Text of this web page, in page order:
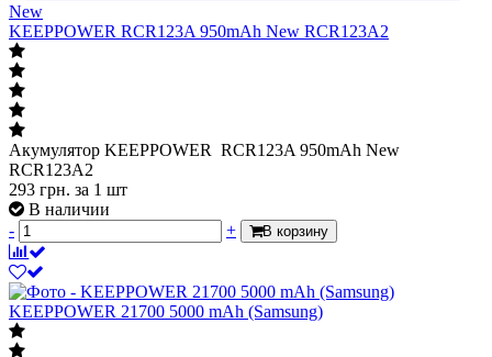
New
KEEPPOWER RCR123A 950mAh New RCR123A2
Акумулятор KEEPPOWER RCR123A 950mAh New
RCR123A2
293 грн. за 1 шт
В наличии
-
+ В корзину
KEEPPOWER 21700 5000 mAh (Samsung)